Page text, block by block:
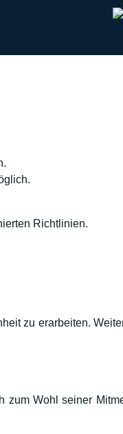
Richtlinien.
zu erarbeiten.
zum Wohl seiner